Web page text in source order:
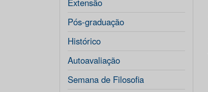
Extensão
Pós-graduação
Histórico
Autoavaliação
Semana de Filosofia